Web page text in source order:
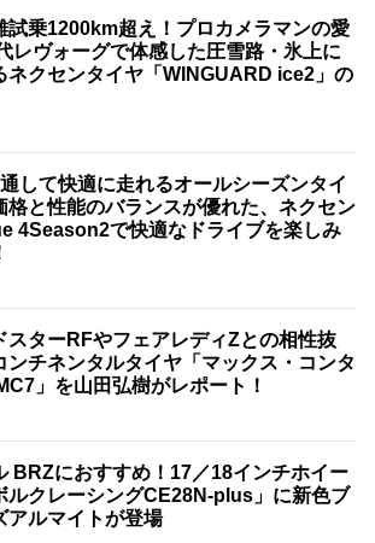
試乗1200km超え！プロカメラマンの愛
レヴォーグで体感した圧雪路・氷上に
ネクセンタイヤ「WINGUARD ice2」の
して快適に走れるオールシーズンタイ
格と性能のバランスが優れた、ネクセン
4Season2で快適なドライブを楽しみ
スターRFやフェアレディZとの相性抜
ンチネンタルタイヤ「マックス・コンタ
」を山田弘樹がレポート！
BRZにおすすめ！17／18インチホイー
ルクレーシングCE28N-plus」に新色ブ
アルマイトが登場